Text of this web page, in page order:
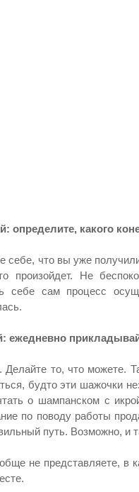
определите, какого
себе, что вы уже
произойдет. Не
себе сам процесс
ежедневно
Делайте то, что можете.
будто эти шажочки
о шампанском с
по поводу работы
путь. Возможно, и
не представляете, в